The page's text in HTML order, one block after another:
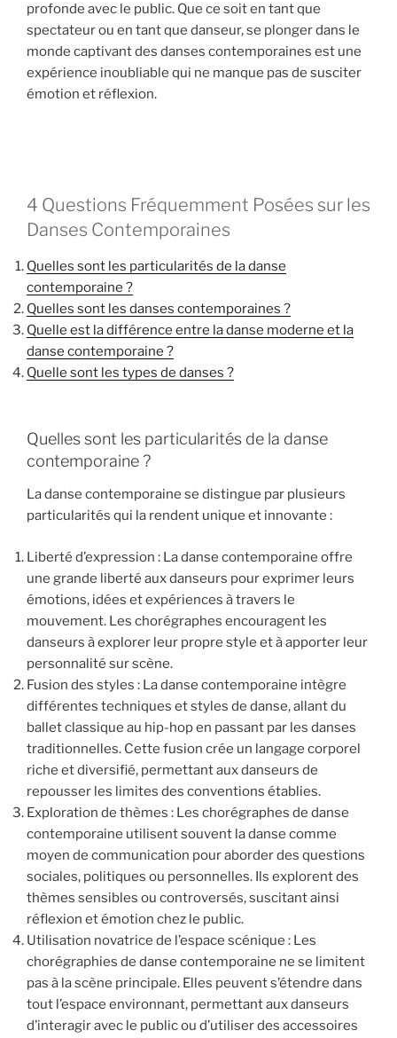
profonde avec le public. Que ce soit en tant que
spectateur ou en tant que danseur, se plonger dans le
monde captivant des danses contemporaines est une
expérience inoubliable qui ne manque pas de susciter
émotion et réflexion.
4 Questions Fréquemment Posées sur les
Danses Contemporaines
Quelles sont les particularités de la danse
contemporaine ?
Quelles sont les danses contemporaines ?
Quelle est la différence entre la danse moderne et la
danse contemporaine ?
Quelle sont les types de danses ?
Quelles sont les particularités de la danse
contemporaine ?
La danse contemporaine se distingue par plusieurs
particularités qui la rendent unique et innovante :
Liberté d’expression : La danse contemporaine offre
une grande liberté aux danseurs pour exprimer leurs
émotions, idées et expériences à travers le
mouvement. Les chorégraphes encouragent les
danseurs à explorer leur propre style et à apporter leur
personnalité sur scène.
Fusion des styles : La danse contemporaine intègre
différentes techniques et styles de danse, allant du
ballet classique au hip-hop en passant par les danses
traditionnelles. Cette fusion crée un langage corporel
riche et diversifié, permettant aux danseurs de
repousser les limites des conventions établies.
Exploration de thèmes : Les chorégraphes de danse
contemporaine utilisent souvent la danse comme
moyen de communication pour aborder des questions
sociales, politiques ou personnelles. Ils explorent des
thèmes sensibles ou controversés, suscitant ainsi
réflexion et émotion chez le public.
Utilisation novatrice de l’espace scénique : Les
chorégraphies de danse contemporaine ne se limitent
pas à la scène principale. Elles peuvent s’étendre dans
tout l’espace environnant, permettant aux danseurs
d’interagir avec le public ou d’utiliser des accessoires